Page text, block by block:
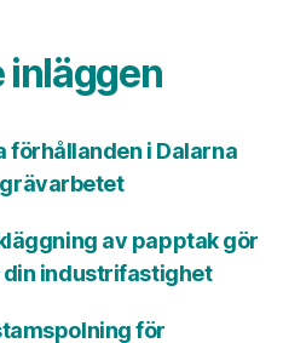
inläggen
förhållanden i Dalarna
av papptak gör
din industrifastighet
för